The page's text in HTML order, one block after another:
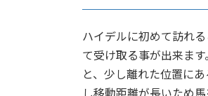
ハイデルに初めて訪れ
て受け取る事が出来ま
と、少し離れた位置に
し移動距離が長いため